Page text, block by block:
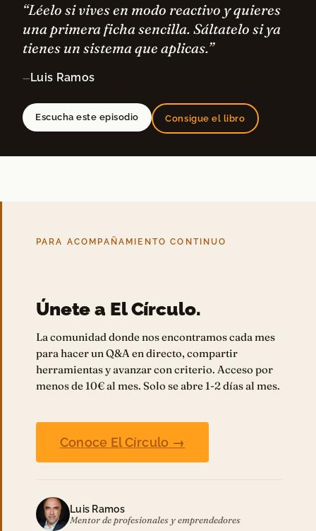
“Léelo si vives en modo reactivo y quieres
una primera ficha sencilla. Sáltatelo si ya
tienes un sistema que aplicas.”
— Luis Ramos
Escucha este episodio Consigue el libro
PARA ACOMPAÑAMIENTO CONTINUO
Únete a El Círculo.
La comunidad donde nos encontramos cada mes
para hacer un Q&A en directo, compartir
herramientas y avanzar con criterio. Acceso por
menos de 10€ al mes. Solo se abre 1-2 días al mes.
Conoce El Círculo →
Luis Ramos
Mentor de profesionales y emprendedores